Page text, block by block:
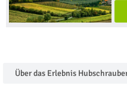
Über das Erlebnis